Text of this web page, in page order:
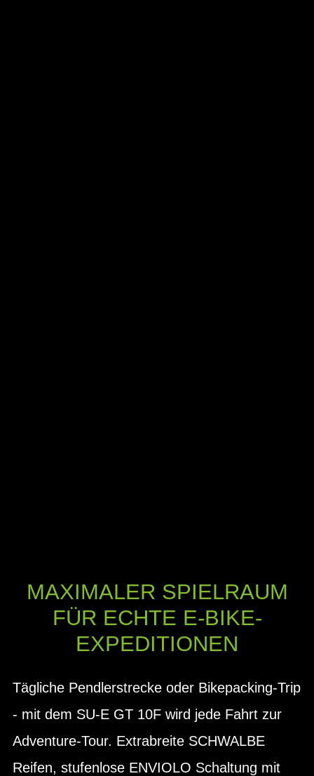
MAXIMALER SPIELRAUM
FÜR ECHTE E-BIKE-
EXPEDITIONEN
Tägliche Pendlerstrecke oder Bikepacking-Trip
- mit dem SU-E GT 10F wird jede Fahrt zur
Adventure-Tour. Extrabreite SCHWALBE
Reifen, stufenlose ENVIOLO Schaltung mit